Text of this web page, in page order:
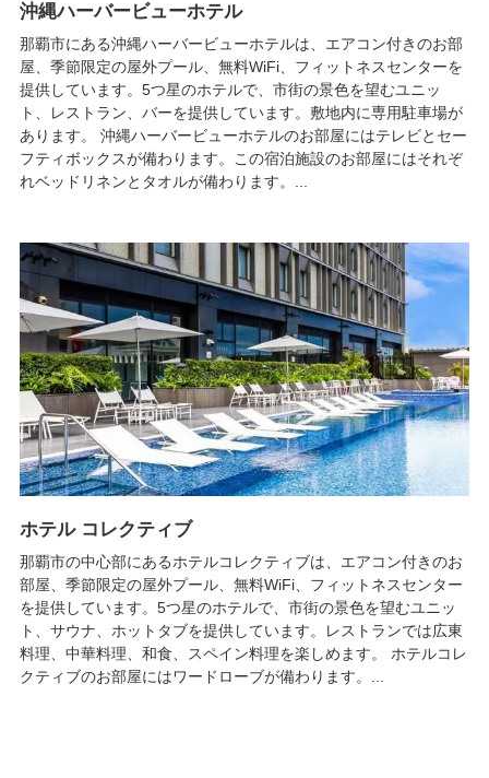
沖縄ハーバービューホテル
那覇市にある沖縄ハーバービューホテルは、エアコン付きのお部
屋、季節限定の屋外プール、無料WiFi、フィットネスセンターを
提供しています。5つ星のホテルで、市街の景色を望むユニッ
ト、レストラン、バーを提供しています。敷地内に専用駐車場が
あります。 沖縄ハーバービューホテルのお部屋にはテレビとセー
フティボックスが備わります。この宿泊施設のお部屋にはそれぞ
れベッドリネンとタオルが備わります。...
ホテル コレクティブ
那覇市の中心部にあるホテルコレクティブは、エアコン付きのお
部屋、季節限定の屋外プール、無料WiFi、フィットネスセンター
を提供しています。5つ星のホテルで、市街の景色を望むユニッ
ト、サウナ、ホットタブを提供しています。レストランでは広東
料理、中華料理、和食、スペイン料理を楽しめます。 ホテルコレ
クティブのお部屋にはワードローブが備わります。...